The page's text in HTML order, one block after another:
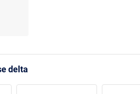
:
delta